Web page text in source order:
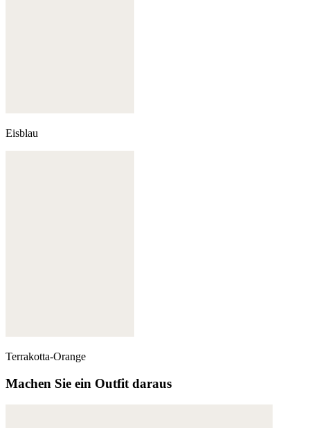
Eisblau
Terrakotta-Orange
Machen Sie ein Outfit daraus